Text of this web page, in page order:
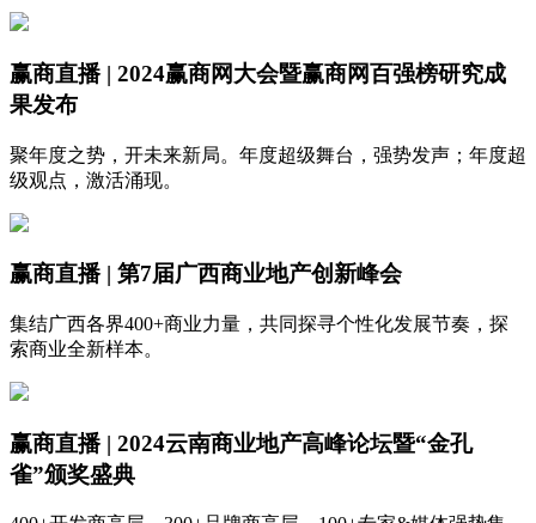
赢商直播 | 2024赢商网大会暨赢商网百强榜研究成
果发布
聚年度之势，开未来新局。年度超级舞台，强势发声；年度超
级观点，激活涌现。
赢商直播 | 第7届广西商业地产创新峰会
集结广西各界400+商业力量，共同探寻个性化发展节奏，探
索商业全新样本。
赢商直播 | 2024云南商业地产高峰论坛暨“金孔
雀”颁奖盛典